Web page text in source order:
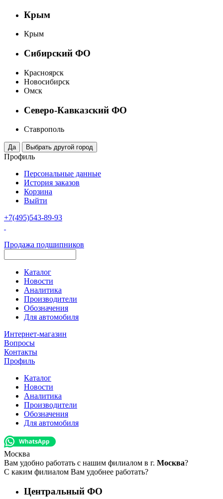
Крым
Крым
Сибирский ФО
Красноярск
Новосибирск
Омск
Северо-Кавказский ФО
Ставрополь
Профиль
Персональные данные
История заказов
Корзина
Выйти
+7(495)543-89-93
Продажа подшипников
Каталог
Новости
Аналитика
Производители
Обозначения
Для автомобиля
Интернет-магазин
Вопросы
Контакты
Профиль
Каталог
Новости
Аналитика
Производители
Обозначения
Для автомобиля
Москва
Вам удобно работать с нашим филиалом в г. Москва?
С каким филиалом Вам удобнее работать?
Центральный ФО